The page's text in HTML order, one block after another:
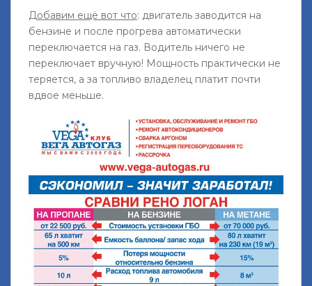
Добавим ещё вот что: двигатель заводится на
бензине и после прогрева автоматически
переключается на газ. Водитель ничего не
переключает вручную! Мощность практически не
теряется, а за топливо владелец платит почти
вдвое меньше.